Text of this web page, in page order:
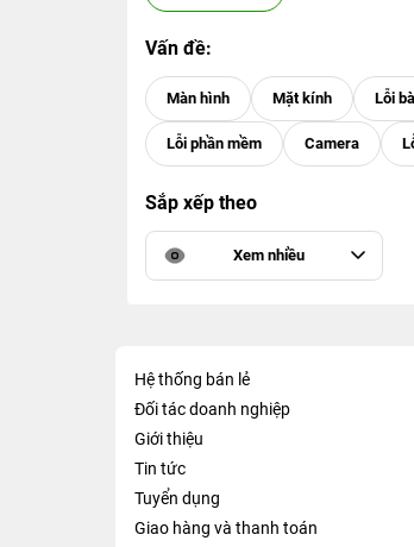
Vấn đề:
Sắp xếp theo
Xem nhiều
Hệ thống bán lẻ
Đối tác doanh nghiệp
Giới thiệu
Tin tức
Tuyển dụng
Giao hàng và thanh toán